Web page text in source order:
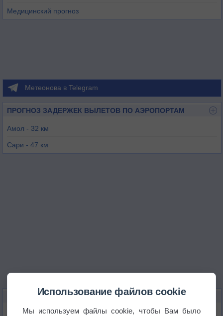
Медицинский прогноз
Метеонова в Telegram
ПРОГНОЗ ЗАДЕРЖЕК ВЫЛЕТОВ ПО АЭРОПОРТАМ
Амол - 32 км
Сари - 47 км
КАРТЫ ПОГОДЫ В БАБОЛЕ
Температура
Использование файлов cookie
Мы используем файлы cookie, чтобы Вам было